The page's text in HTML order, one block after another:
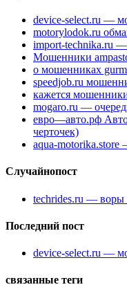
device-select.ru —
motorylodok.ru
import-technika.ru
Мошенники
о мошенниках
speedjob.ru
кажется
mogaro.ru —
евро—авто.рф
черточек)
aqua-
Случайнопост
techrides.ru —
Последний пост
device-select.ru —
связанные теги